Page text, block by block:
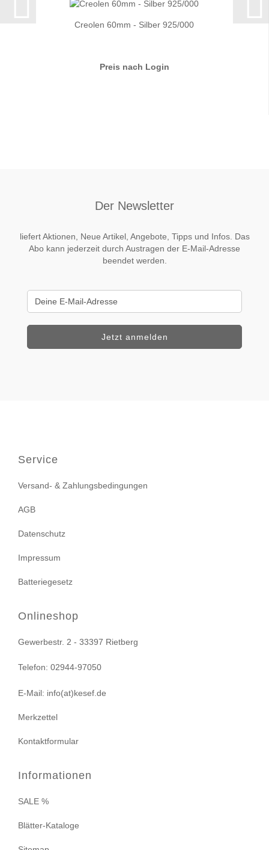
Creolen 60mm - Silber 925/000
Preis nach Login
Der Newsletter
liefert Aktionen, Neue Artikel, Angebote, Tipps und Infos. Das
Abo kann jederzeit durch Austragen der E-Mail-Adresse
beendet werden.
Service
Versand- & Zahlungsbedingungen
AGB
Datenschutz
Impressum
Batteriegesetz
Onlineshop
Gewerbestr. 2 - 33397 Rietberg
Telefon: 02944-97050
E-Mail: info(at)kesef.de
Merkzettel
Kontaktformular
Informationen
SALE %
Blätter-Kataloge